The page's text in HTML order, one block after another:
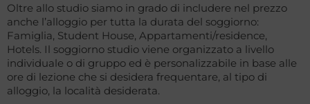
Oltre allo studio siamo in grado di includere nel prezzo
anche l’alloggio per tutta la durata del soggiorno:
Famiglia, Student House, Appartamenti/residence,
Hotels. Il soggiorno studio viene organizzato a livello
individuale o di gruppo ed è personalizzabile in base alle
ore di lezione che si desidera frequentare, al tipo di
alloggio, la località desiderata.